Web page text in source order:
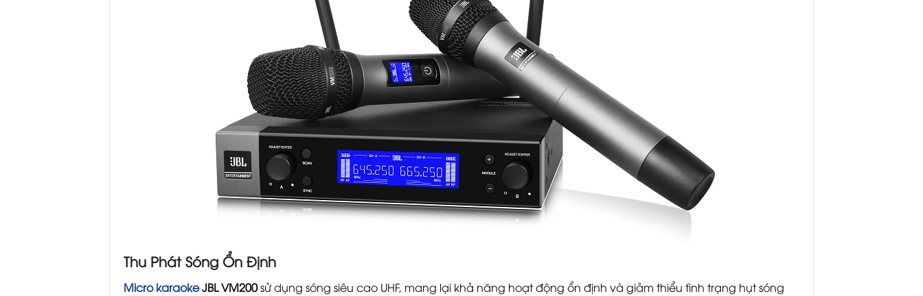
Thu Phát Sóng Ổn Định
Micro karaokeJBL VM200sử dụng sóng siêu cao UHF, mang lại khả năng hoạt động ổn định và giảm thiểu tình trạng hụt sóng